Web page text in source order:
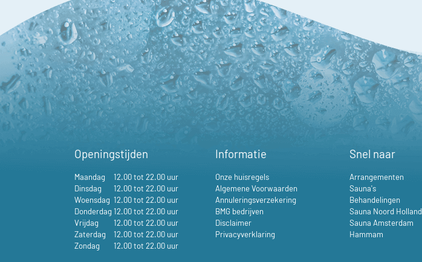
Openingstijden
Maandag
12.00 tot 22.00 uur
Dinsdag
12.00 tot 22.00 uur
Woensdag 12.00 tot 22.00 uur
Donderdag12.00 tot 22.00 uur
Vrijdag
12.00 tot 22.00 uur
Zaterdag
12.00 tot 22.00 uur
Zondag
12.00 tot 22.00 uur
Informatie
Onze huisregels
Algemene Voorwaarden
Annuleringsverzekering
BMG bedrijven
Disclaimer
Privacyverklaring
Snel naar
Arrangementen
Sauna's
Behandelingen
Sauna Noord Holland
Sauna Amsterdam
Hammam